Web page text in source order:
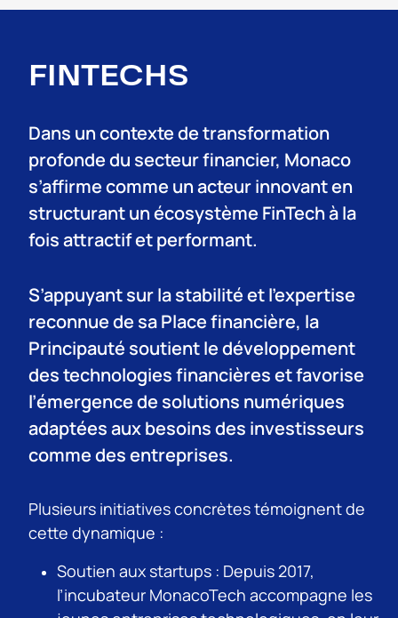
FINTECHS
Dans un contexte de transformation
profonde du secteur financier, Monaco
s’affirme comme un acteur innovant en
structurant un écosystème FinTech à la
fois attractif et performant.
S’appuyant sur la stabilité et l’expertise
reconnue de sa Place financière, la
Principauté soutient le développement
des technologies financières et favorise
l’émergence de solutions numériques
adaptées aux besoins des investisseurs
comme des entreprises.
Plusieurs initiatives concrètes témoignent de
cette dynamique :
Soutien aux startups : Depuis 2017,
l’incubateur MonacoTech accompagne les